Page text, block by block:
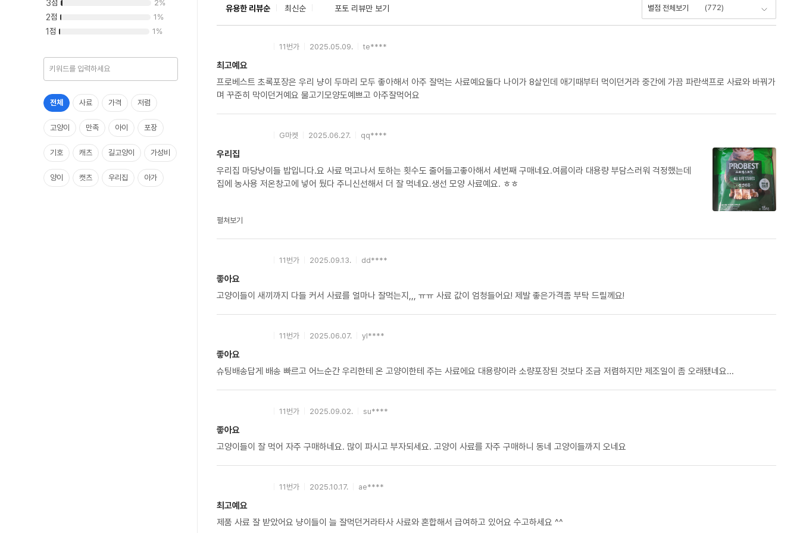
3점 2%
2점 1 %
1점 1 %
전체 사료 가격 저렴
고양이 만족 아이 포장
기호 캐츠 길고양이 가성비
양이 캣츠 우리집 아가
유용한 리뷰순 최신순 포토 리뷰만 보기 별점 전체보기 (772)
11번가 2025.05.09. te****
최고예요
프로베스트 초록포장은 우리 냥이 두마리 모두 좋아해서 아주 잘먹는 사료예요둘다 나이가 8살인데 애기때부터 먹이던거라 중간에 가끔 파란색프로 사료와 바꿔가
며 꾸준히 막이던거예요 물고기모양도예쁘고 아주잘먹어요
G마켓 2025.06.27. qq****
우리집
우리집 마당냥이들 밥입니다.요 사료 먹고나서 토하는 횟수도 줄어들고좋아해서 세번째 구매네요.여름이라 대용량 부담스러워 걱정했는데
집에 농사용 저온창고에 넣어 뒀다 주니신선해서 더 잘 먹네요.생선 모양 사료예요. ㅎㅎ
펼쳐보기
11번가 2025.09.13. dd****
좋아요
고양이들이 새끼까지 다들 커서 사료를 얼마나 잘먹는지,,, ㅠㅠ 사료 값이 엄청들어요! 제발 좋은가격좀 부탁 드릴께요!
11번가 2025.06.07. yl****
좋아요
슈팅배송답게 배송 빠르고 어느순간 우리한테 온 고양이한테 주는 사료에요 대용량이라 소량포장된 것보다 조금 저렴하지만 제조일이 좀 오래됐네요...
11번가 2025.09.02. su****
좋아요
고양이들이 잘 먹어 자주 구매하네요. 많이 파시고 부자되세요. 고양이 사료를 자주 구매하니 동네 고양이들까지 오네요
11번가 2025.10.17. ae****
최고예요
제품 사료 잘 받았어요 냥이들이 늘 잘먹던거라타사 사료와 혼합해서 급여하고 있어요 수고하세요 ^^